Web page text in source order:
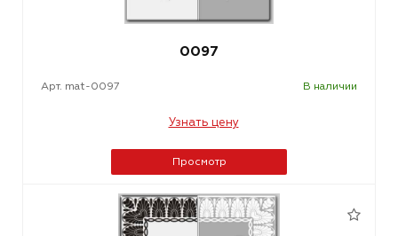
0097
Арт. mat-0097 В наличии
Узнать цену
Просмотр